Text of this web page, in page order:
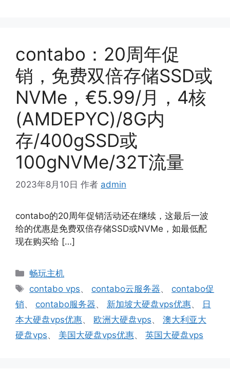
contabo：20周年促
销，免费双倍存储SSD或
NVMe，€5.99/月，4核
(AMDEPYC)/8G内
存/400gSSD或
100gNVMe/32T流量
2023年8月10日 作者 admin
contabo的20周年促销活动还在继续，这最后一波
给的优惠是免费双倍存储SSD或NVMe，如最低配
现在购买给 […]
分
类
畅玩主机
标
签
contabo vps、 contabo云服务器、 contabo促
销、 contabo服务器、 新加坡大硬盘vps优惠、
日
本大硬盘vps优惠、 欧洲大硬盘vps、 澳大利亚大
硬盘vps、 美国大硬盘vps优惠、 英国大硬盘vps